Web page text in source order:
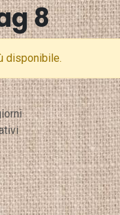
8
disponibile.